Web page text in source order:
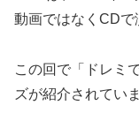
動画ではなくCDで
この回で「ドレミ
ズが紹介されてい